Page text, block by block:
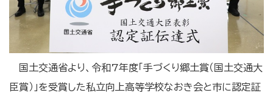
国土交通省より、令和7年度「手づくり郷土賞（国土交通大
臣賞）」を受賞した私立向上高等学校なおき会と市に認定証